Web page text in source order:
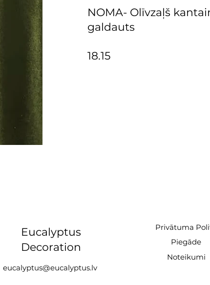
NOMA- Olīvzaļš
galdauts
18.15
Eucalyptus
Decoration
eucalyptus@eucalyptus.lv
Privātuma
Piegāde
Noteikumi